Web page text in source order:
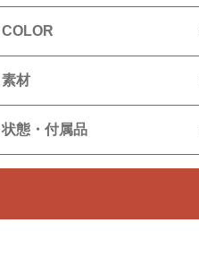
COLOR
素材
状態・付属品